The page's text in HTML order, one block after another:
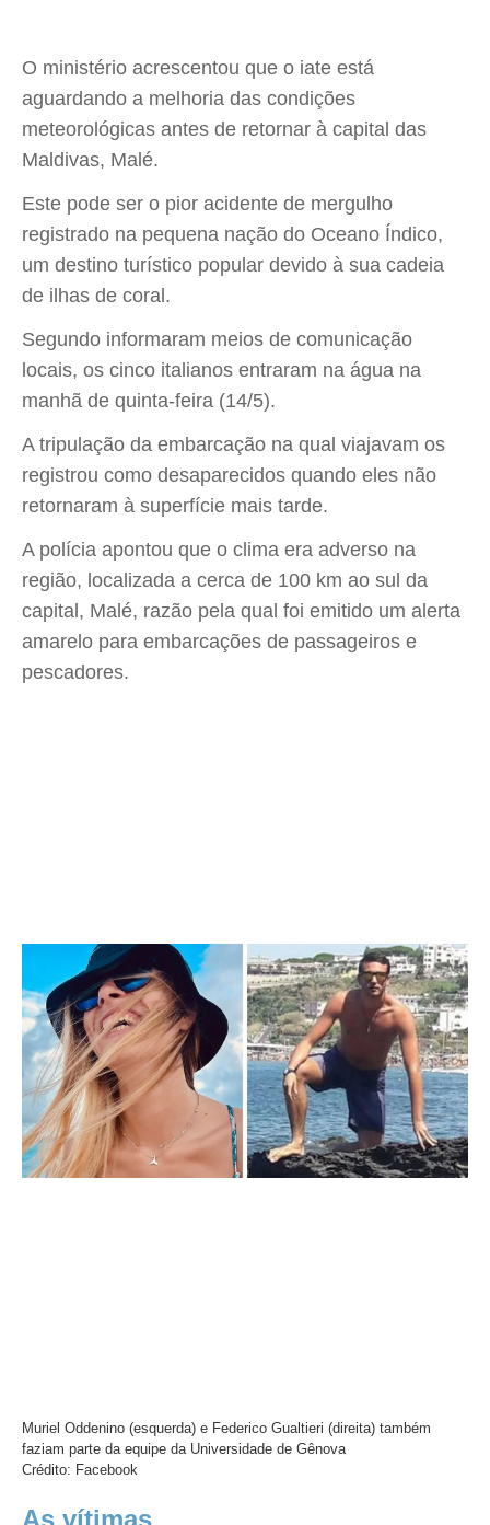
O ministério acrescentou que o iate está
aguardando a melhoria das condições
meteorológicas antes de retornar à capital das
Maldivas, Malé.
Este pode ser o pior acidente de mergulho
registrado na pequena nação do Oceano Índico,
um destino turístico popular devido à sua cadeia
de ilhas de coral.
Segundo informaram meios de comunicação
locais, os cinco italianos entraram na água na
manhã de quinta-feira (14/5).
A tripulação da embarcação na qual viajavam os
registrou como desaparecidos quando eles não
retornaram à superfície mais tarde.
A polícia apontou que o clima era adverso na
região, localizada a cerca de 100 km ao sul da
capital, Malé, razão pela qual foi emitido um alerta
amarelo para embarcações de passageiros e
pescadores.
Muriel Oddenino (esquerda) e Federico Gualtieri (direita) também
faziam parte da equipe da Universidade de Gênova
Crédito: Facebook
As vítimas